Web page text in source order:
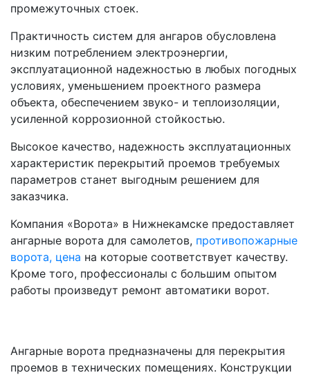
промежуточных стоек.
Практичность систем для ангаров обусловлена
низким потреблением электроэнергии,
эксплуатационной надежностью в любых погодных
условиях, уменьшением проектного размера
объекта, обеспечением звуко- и теплоизоляции,
усиленной коррозионной стойкостью.
Высокое качество, надежность эксплуатационных
характеристик перекрытий проемов требуемых
параметров станет выгодным решением для
заказчика.
Компания «Ворота» в Нижнекамске предоставляет
ангарные ворота для самолетов, противопожарные
ворота, цена на которые соответствует качеству.
Кроме того, профессионалы с большим опытом
работы произведут ремонт автоматики ворот.
Ангарные ворота предназначены для перекрытия
проемов в технических помещениях. Конструкции